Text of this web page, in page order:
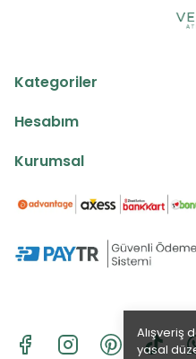
Alışveriş
yasal
Kategoriler
Hesabım
Kurumsal